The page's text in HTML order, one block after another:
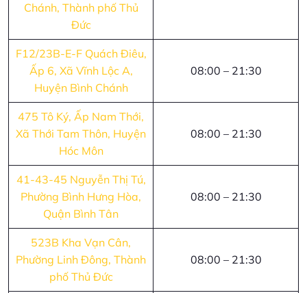
Chánh, Thành phố Thủ
Đức
F12/23B-E-F Quách Điêu,
Ấp 6, Xã Vĩnh Lộc A,
Huyện Bình Chánh
08:00 – 21:30
475 Tô Ký, Ấp Nam Thới,
Xã Thới Tam Thôn, Huyện
Hóc Môn
08:00 – 21:30
41-43-45 Nguyễn Thị Tú,
Phường Bình Hưng Hòa,
Quận Bình Tân
08:00 – 21:30
523B Kha Vạn Cân,
Phường Linh Đông, Thành
phố Thủ Đức
08:00 – 21:30